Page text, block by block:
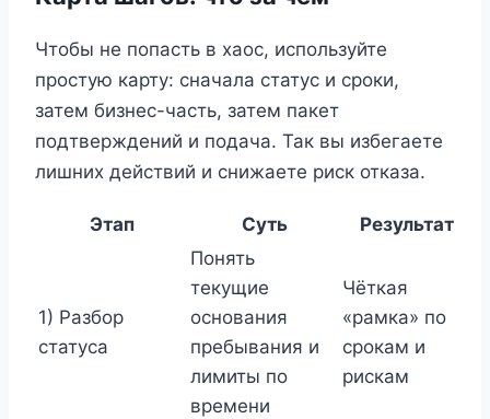
Чтобы не попасть в хаос, используйте
простую карту: сначала статус и сроки,
затем бизнес-часть, затем пакет
подтверждений и подача. Так вы избегаете
лишних действий и снижаете риск отказа.
Этап Суть Результат
1) Разбор
статуса
Понять
текущие
основания
пребывания и
лимиты по
времени
Чёткая
«рамка» по
срокам и
рискам